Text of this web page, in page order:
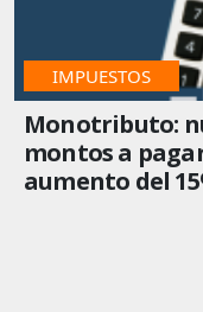
IMPUESTOS
Monotributo:
montos a
aumento del